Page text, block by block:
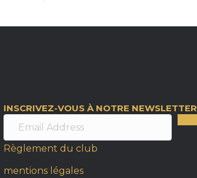
INSCRIVEZ-VOUS À NOTRE NEWSLETTER
Règlement du club
mentions légales